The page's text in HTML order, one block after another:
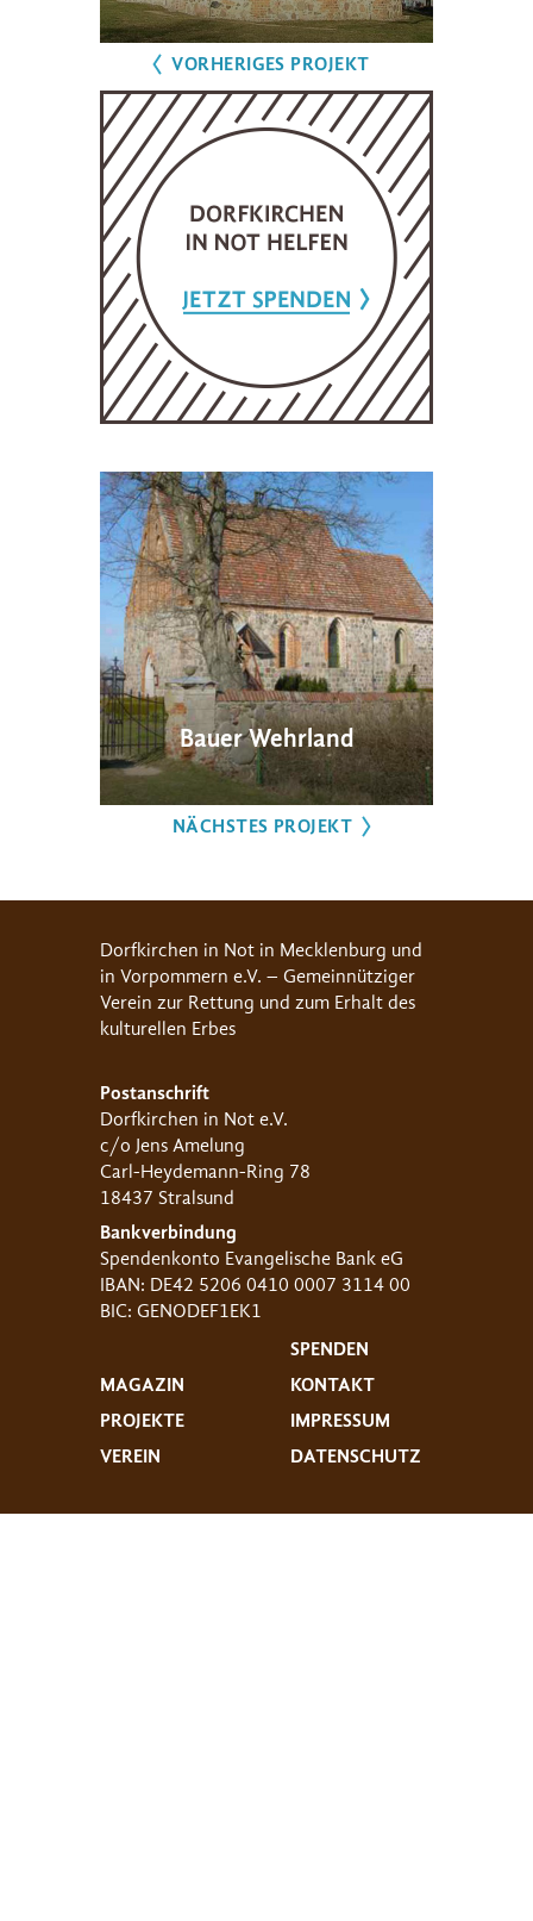
VORHERIGES PROJEKT
Bauer Wehrland
NÄCHSTES PROJEKT
Dorfkirchen in Not in Mecklenburg und
in Vorpommern e.V. – Gemeinnütziger
Verein zur Rettung und zum Erhalt des
kulturellen Erbes
Postanschrift
Dorfkirchen in Not e.V.
c/o Jens Amelung
Carl-Heydemann-Ring 78
18437 Stralsund
Bankverbindung
Spendenkonto Evangelische Bank eG
IBAN: DE42 5206 0410 0007 3114 00
BIC: GENODEF1EK1
MAGAZIN
PROJEKTE
VEREIN
SPENDEN
KONTAKT
IMPRESSUM
DATENSCHUTZ